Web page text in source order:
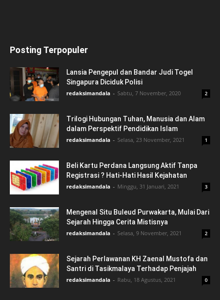
Posting Terpopuler
Lansia Pengepul dan Bandar Judi Togel
Singapura Diciduk Polisi
redaksimandala - Sabtu, 7 November, 2020 2
Trilogi Hubungan Tuhan, Manusia dan Alam
dalam Perspektif Pendidikan Islam
redaksimandala - Selasa, 23 November, 2021 1
Beli Kartu Perdana Langsung Aktif Tanpa
Registrasi ? Hati-Hati Hasil Kejahatan
redaksimandala - Minggu, 31 Januari, 2021 3
Mengenal Situ Buleud Purwakarta, Mulai Dari
Sejarah Hingga Cerita Mistisnya
redaksimandala - Selasa, 9 November, 2021 2
Sejarah Perlawanan KH Zaenal Mustofa dan
Santri di Tasikmalaya Terhadap Penjajah
redaksimandala - Rabu, 18 Agustus, 2021 0